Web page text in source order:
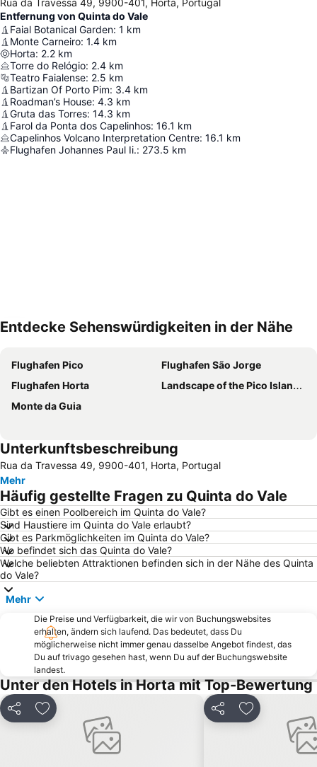
Rua da Travessa 49, 9900-401, Horta, Portugal
Entfernung von Quinta do Vale
Faial Botanical Garden: 1 km
Monte Carneiro: 1.4 km
Horta: 2.2 km
Torre do Relógio: 2.4 km
Teatro Faialense: 2.5 km
Bartizan Of Porto Pim: 3.4 km
Roadman’s House: 4.3 km
Gruta das Torres: 14.3 km
Farol da Ponta dos Capelinhos: 16.1 km
Capelinhos Volcano Interpretation Centre: 16.1 km
Flughafen Johannes Paul Ii.: 273.5 km
Entdecke Sehenswürdigkeiten in der Nähe
Flughafen Pico
Flughafen São Jorge
Flughafen Horta
Landscape of the Pico Island Vineyard Culture
Monte da Guia
Unterkunftsbeschreibung
Rua da Travessa 49, 9900-401, Horta, Portugal
Mehr
Häufig gestellte Fragen zu Quinta do Vale
Gibt es einen Poolbereich im Quinta do Vale?
Sind Haustiere im Quinta do Vale erlaubt?
Gibt es Parkmöglichkeiten im Quinta do Vale?
Wo befindet sich das Quinta do Vale?
Welche beliebten Attraktionen befinden sich in der Nähe des Quinta
do Vale?
Mehr
Die Preise und Verfügbarkeit, die wir von Buchungswebsites
erhalten, ändern sich laufend. Das bedeutet, dass Du
möglicherweise nicht immer genau dasselbe Angebot findest, das
Du auf trivago gesehen hast, wenn Du auf der Buchungswebsite
landest.
Unter den Hotels in Horta mit Top-Bewertung
Teilen Zu Favoriten hinzufügen Teilen Zu Favoriten